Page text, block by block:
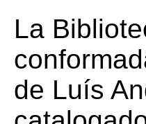
La
de Luís